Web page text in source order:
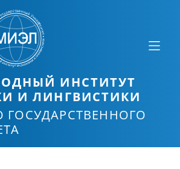
ИНСТИТУТ
И ЛИНГВИСТИКИ
ГОСУДАРСТВЕННОГО